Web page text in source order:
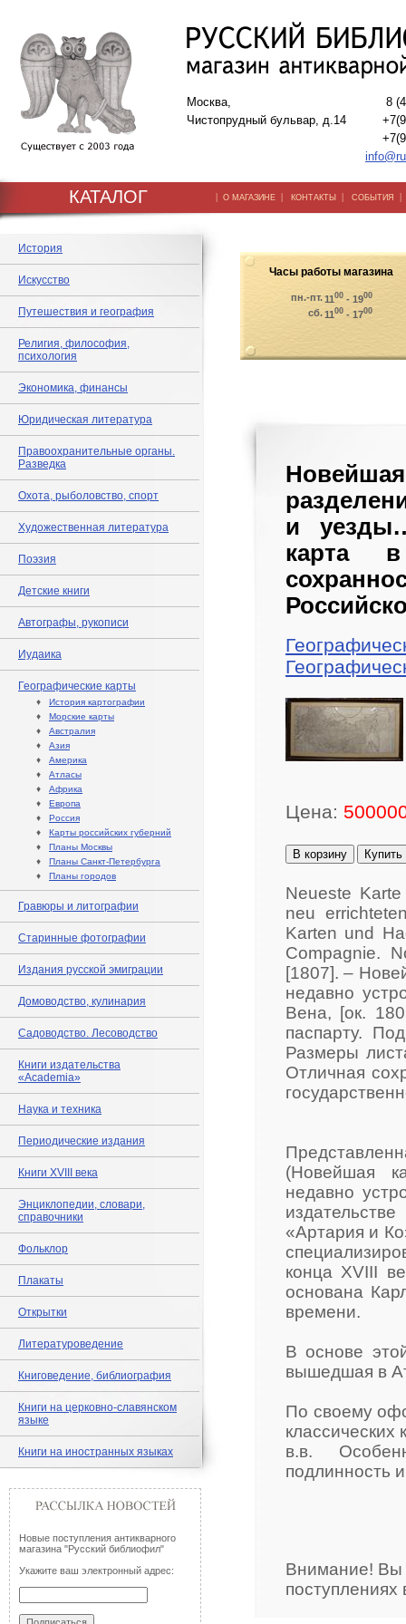
Москва,
Чистопрудный бульвар, д.14
8
КАТАЛОГ | О МАГАЗИНЕ | КОНТАКТЫ | СОБЫТИЯ
История
Искусство
Путешествия и география
Религия, философия,
психология
Экономика, финансы
Юридическая литература
Правоохранительные органы.
Разведка
Охота, рыболовство, спорт
Художественная литература
Поэзия
Детские книги
Автографы, рукописи
Иудаика
Географические карты
♦ История картографии
♦ Морские карты
♦ Австралия
♦ Азия
♦ Америка
♦ Атласы
♦ Африка
♦ Европа
♦ Россия
♦ Карты российских губерний
♦ Планы Москвы
♦ Планы Санкт-Петербурга
♦ Планы городов
Гравюры и литографии
Старинные фотографии
Издания русской эмиграции
Домоводство, кулинария
Садоводство. Лесоводство
Книги издательства
«Academia»
Наука и техника
Периодические издания
Книги XVIII века
Энциклопедии, словари,
справочники
Фольклор
Плакаты
Открытки
Литературоведение
Книговедение, библиография
Книги на церковно-славянском
языке
Книги на иностранных языках
Новые поступления антикварного
магазина "Русский библиофил"
Укажите ваш электронный адрес:
Часы работы магазина
пн.-пт.1100 - 1900
сб.1100 - 1700
и
карта
Цена:
В корзину Купить
Neueste
neu
Karten und
Compagnie.
[1807]. –
недавно
Вена, [ок.
паспарту.
Размеры
Отличная
(Новейшая
недавно
«Артария и
конца XVIII
основана
времени.
В основе
вышедшая в
По своему
классических
в.в.
подлинность
Внимание! Вы